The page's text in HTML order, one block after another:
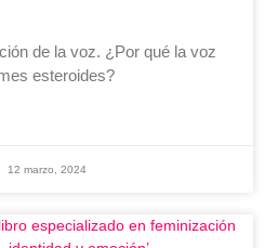
de la voz. ¿Por qué la voz
esteroides?
12 marzo, 2024